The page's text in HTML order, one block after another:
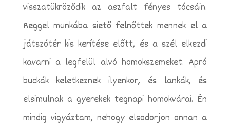
visszatükröződik az aszfalt fényes tócsáin.
Reggel munkába siető felnőttek mennek el a
játszótér kis kerítése előtt, és a szél elkezdi
kavarni a legfelül alvó homokszemeket. Apró
buckák keletkeznek ilyenkor, és lankák, és
elsimulnak a gyerekek tegnapi homokvárai. Én
mindig vigyáztam, nehogy elsodorjon onnan a